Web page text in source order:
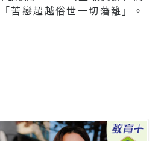
苦戀超越俗世一切藩籬」。